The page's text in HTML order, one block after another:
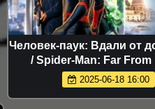
Человек-паук: Вдали от
/ Spider-Man: Far From
2025-06-18 16:00